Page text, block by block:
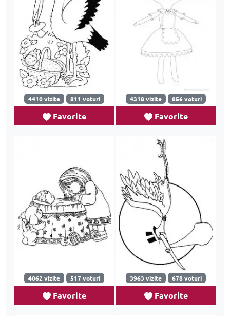
4410 vizite 811 voturi
Favorite
4318 vizite 856 voturi
Favorite
4062 vizite 517 voturi
Favorite
3963 vizite 678 voturi
Favorite